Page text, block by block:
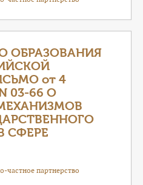
ОБРАЗОВАНИЯ
от 4
03-66 О
СФЕРЕ
частное партнерство